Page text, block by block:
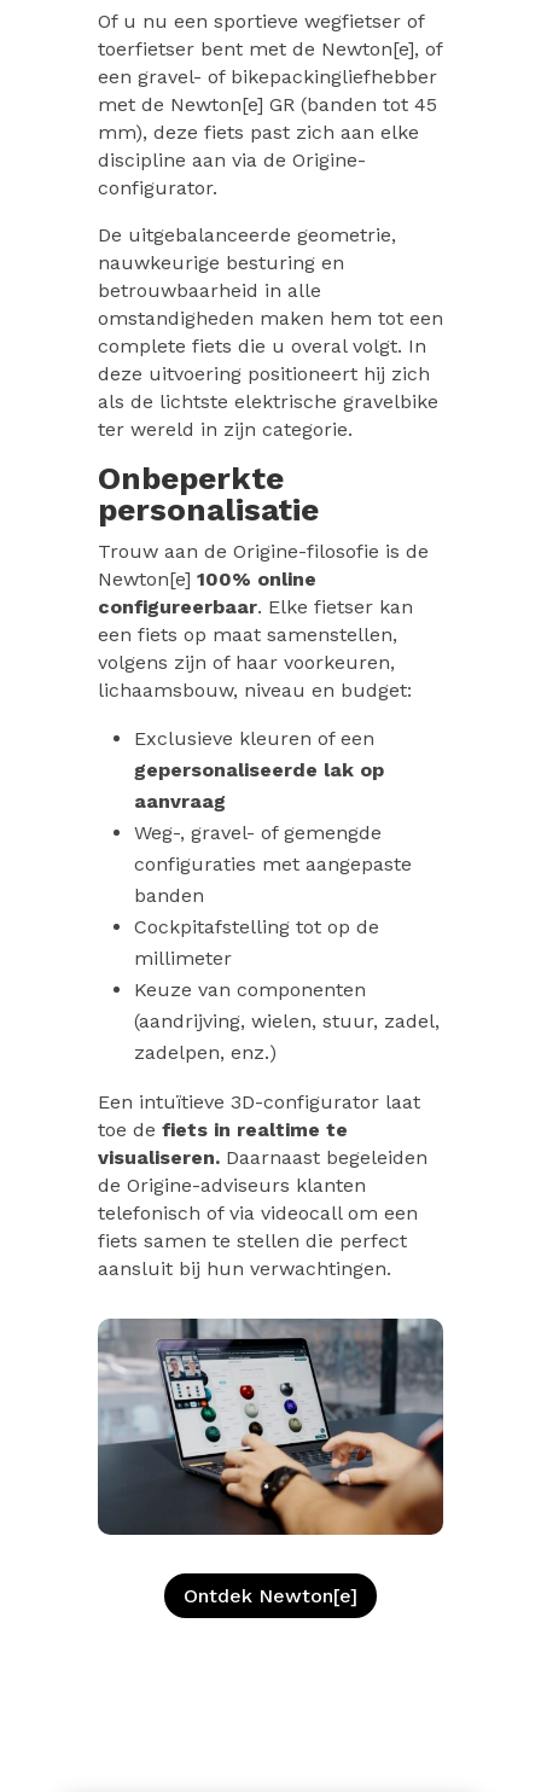
Of u nu een sportieve wegfietser of
toerfietser bent met de Newton[e], of
een gravel- of bikepackingliefhebber
met de Newton[e] GR (banden tot 45
mm), deze fiets past zich aan elke
discipline aan via de Origine-
configurator.
De uitgebalanceerde geometrie,
nauwkeurige besturing en
betrouwbaarheid in alle
omstandigheden maken hem tot een
complete fiets die u overal volgt. In
deze uitvoering positioneert hij zich
als de lichtste elektrische gravelbike
ter wereld in zijn categorie.
Onbeperkte
personalisatie
Trouw aan de Origine-filosofie is de
Newton[e] 100% online
configureerbaar. Elke fietser kan
een fiets op maat samenstellen,
volgens zijn of haar voorkeuren,
lichaamsbouw, niveau en budget:
Exclusieve kleuren of een
gepersonaliseerde lak op
aanvraag
Weg-, gravel- of gemengde
configuraties met aangepaste
banden
Cockpitafstelling tot op de
millimeter
Keuze van componenten
(aandrijving, wielen, stuur, zadel,
zadelpen, enz.)
Een intuïtieve 3D-configurator laat
toe de fiets in realtime te
visualiseren.Daarnaast begeleiden
de Origine-adviseurs klanten
telefonisch of via videocall om een
fiets samen te stellen die perfect
aansluit bij hun verwachtingen.
Ontdek Newton[e]